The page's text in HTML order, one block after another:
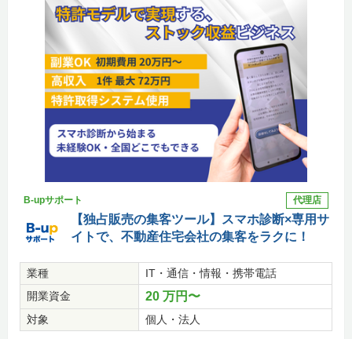
B-upサポート 代理店
【独占販売の集客ツール】スマホ診断×専用サ
イトで、不動産住宅会社の集客をラクに！
業種
IT・通信・情報・携帯電話
開業資金
20 万円〜
対象 個人・法人